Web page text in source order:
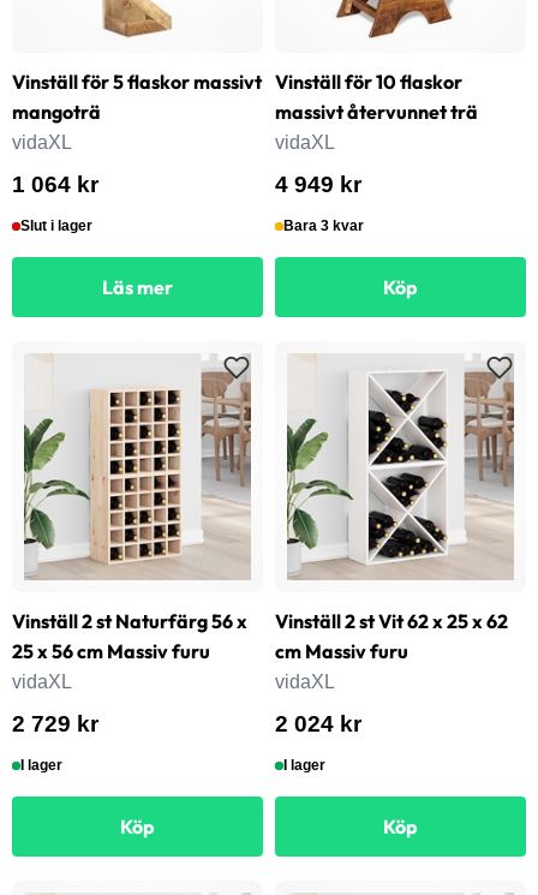
Vinställ för 5 flaskor massivt
mangoträ
vidaXL
1 064 kr
Slut i lager
Läs mer
Vinställ för 10 flaskor
massivt återvunnet trä
vidaXL
4 949 kr
Bara 3 kvar
Köp
Vinställ 2 st Naturfärg 56 x
25 x 56 cm Massiv furu
vidaXL
2 729 kr
I lager
Köp
Vinställ 2 st Vit 62 x 25 x 62
cm Massiv furu
vidaXL
2 024 kr
I lager
Köp